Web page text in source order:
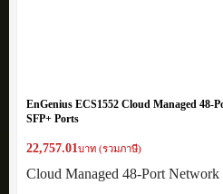
EnGenius ECS1552 Cloud Managed 48-
SFP+ Ports
22,757.01 บาท (รวมภาษี)
Cloud Managed 48-Port